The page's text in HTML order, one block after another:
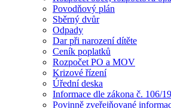
Povodňový plán
Sběrný dvůr
Odpady
Dar při narození dítěte
Ceník poplatků
Rozpočet PO a MOV
Krizové řízení
Úřední deska
Informace dle zákona č. 106/
Povinně zveřejňované